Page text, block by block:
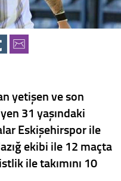
yetişen ve son
31 yaşındaki
Eskişehirspor ile
ekibi ile 12 maçta
ile takımını 10